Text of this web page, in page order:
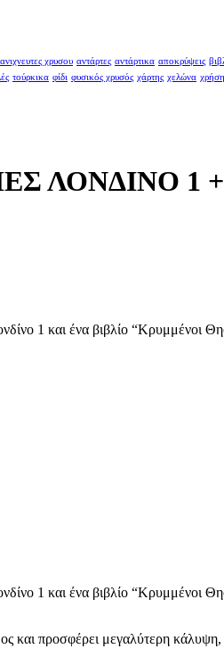
ανιχνευτες χρυσου αντάρτες αντάρτικα αποκρύψεις
τούρκικα φίδι φυσικός χρυσός χάρτης χελώνα
ΛΟΝΔΙΝΟ 1
1 και ένα βιβλίο “Κρυμμένοι
1 και ένα βιβλίο “Κρυμμένοι
προσφέρει μεγαλύτερη κάλυψη,